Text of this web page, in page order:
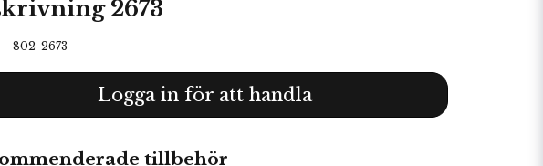
2673
802-2673
Logga in för att handla
tillbehör